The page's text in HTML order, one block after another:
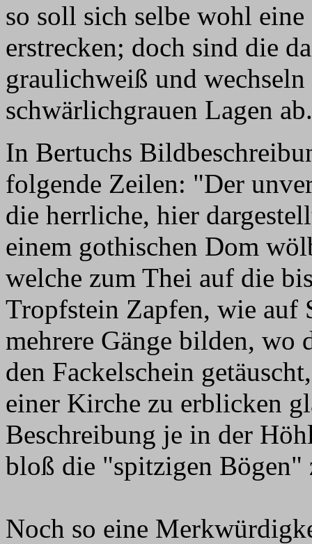
so soll sich selbe wohl
erstrecken; doch sind die
graulichweiß und
schwärlichgrauen Lagen
In Bertuchs
folgende Zeilen: "Der
die herrliche, hier
einem gothischen Dom
welche zum Thei auf die
Tropfstein Zapfen, wie auf
mehrere Gänge bilden, wo
den Fackelschein
einer Kirche zu erblicken
Beschreibung je in der
bloß die "spitzigen Bögen"
Noch so eine